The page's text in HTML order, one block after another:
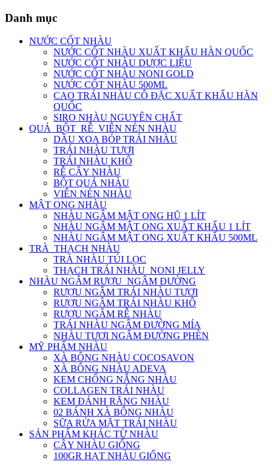
Danh mục
NƯỚC CỐT NHÀU
NƯỚC CỐT NHÀU XUẤT KHẨU HÀN QUỐC
NƯỚC CỐT NHÀU DƯỢC LIỆU
NƯỚC CỐT NHÀU NONI GOLD
NƯỚC CỐT NHÀU 500ML
CAO TRÁI NHÀU CÔ ĐẶC XUẤT KHẨU HÀN
QUỐC
SIRO NHÀU NGUYÊN CHẤT
QUẢ_BỘT_RỄ_VIÊN NÉN NHÀU
DẦU XOA BÓP TRÁI NHÀU
TRÁI NHÀU TƯƠI
TRÁI NHÀU KHÔ
RỄ CÂY NHÀU
BỘT QUẢ NHÀU
VIÊN NÉN NHÀU
MẬT ONG NHÀU
NHÀU NGÂM MẬT ONG HŨ 1 LÍT
NHÀU NGÂM MẬT ONG XUẤT KHẨU 1 LÍT
NHÀU NGÂM MẬT ONG XUẤT KHẨU 500ML
TRÀ_THẠCH NHÀU
TRÀ NHÀU TÚI LỌC
THẠCH TRÁI NHÀU_NONI JELLY
NHÀU NGÂM RƯỢU_NGÂM ĐƯỜNG
RƯỢU NGÂM TRÁI NHÀU TƯƠI
RƯỢU NGÂM TRÁI NHÀU KHÔ
RƯỢU NGÂM RỄ NHÀU
TRÁI NHÀU NGÂM ĐƯỜNG MÍA
NHÀU TƯƠI NGÂM ĐƯỜNG PHÈN
MỸ PHẨM NHÀU
XÀ BÔNG NHÀU COCOSAVON
XÀ BÔNG NHÀU ADEVA
KEM CHỐNG NẮNG NHÀU
COLLAGEN TRÁI NHÀU
KEM ĐÁNH RĂNG NHÀU
02 BÁNH XÀ BÔNG NHÀU
SỮA RỬA MẶT TRÁI NHÀU
SẢN PHẨM KHÁC TỪ NHÀU
CÂY NHÀU GIỐNG
100GR HẠT NHÀU GIỐNG